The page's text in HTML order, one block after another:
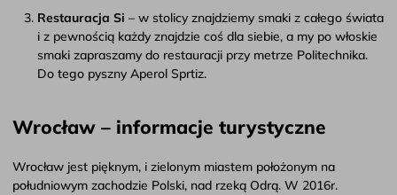
Restauracja Si – w stolicy znajdziemy smaki z całego świata
i z pewnością każdy znajdzie coś dla siebie, a my po włoskie
smaki zapraszamy do restauracji przy metrze Politechnika.
Do tego pyszny Aperol Sprtiz.
Wrocław – informacje turystyczne
Wrocław jest pięknym, i zielonym miastem położonym na
południowym zachodzie Polski, nad rzeką Odrą. W 2016r.